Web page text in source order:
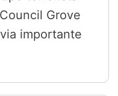
Grove
importante